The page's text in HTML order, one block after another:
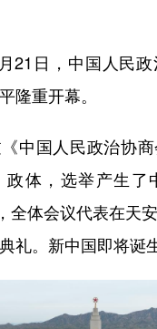
日，中国人民政
隆重开幕。
国人民政治协商
政体，选举产生了
全体会议代表在天
礼。新中国即将诞